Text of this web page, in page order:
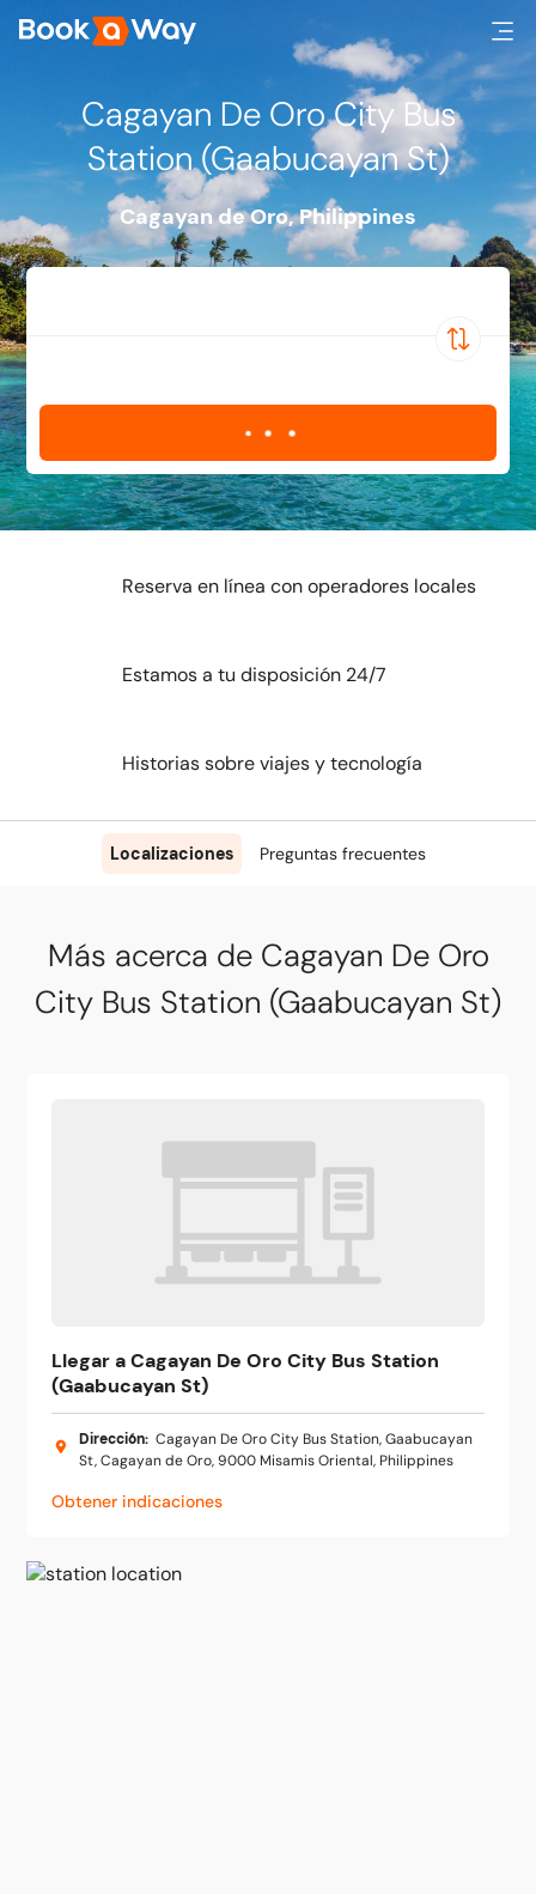
Cagayan De Oro City Bus
Station (Gaabucayan St)
Cagayan de Oro,Philippines
Localizaciones Preguntas frecuentes
Reserva en línea con operadores locales
Estamos a tu disposición 24/7
Historias sobre viajes y tecnología
Más acerca de Cagayan De Oro
City Bus Station (Gaabucayan St)
Llegar a Cagayan De Oro City Bus Station
(Gaabucayan St)
Dirección: Cagayan De Oro City Bus Station, Gaabucayan
St, Cagayan de Oro, 9000 Misamis Oriental, Philippines
Obtener indicaciones